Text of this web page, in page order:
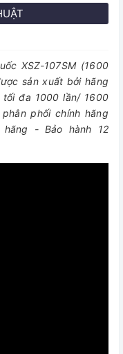
XSZ-107SM (1600
sản xuất bởi hãng
tối đa 1000 lần/ 1600
phối chính hãng
hãng - Bảo hành 12